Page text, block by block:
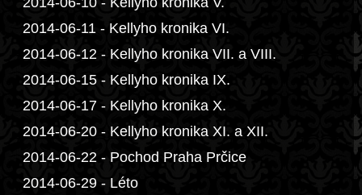
2014-06-11 - Kellyho kronika VI.
2014-06-12 - Kellyho kronika VII. a VIII.
2014-06-15 - Kellyho kronika IX.
2014-06-17 - Kellyho kronika X.
2014-06-20 - Kellyho kronika XI. a XII.
2014-06-22 - Pochod Praha Prčice
2014-06-29 - Léto